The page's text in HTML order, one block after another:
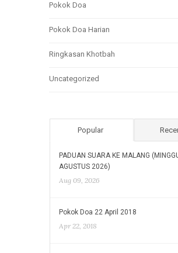
Pokok Doa
Pokok Doa Harian
Ringkasan Khotbah
Uncategorized
Popular
PADUAN SUARA KE MALANG
AGUSTUS 2026)
Aug 09, 2026
Pokok Doa 22 April 2018
Apr 22, 2018